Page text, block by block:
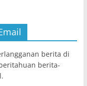
berita di
berita-